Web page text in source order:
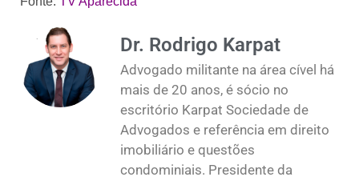
Dr. Rodrigo Karpat
Advogado militante na área cível há
mais de 20 anos, é sócio no
escritório Karpat Sociedade de
Advogados e referência em direito
imobiliário e questões
condominiais. Presidente da